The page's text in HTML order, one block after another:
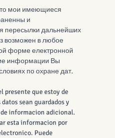
мои имеющиеся
и
пересылки дальнейших
возможен в любое
форме електронной
информации Вы
по охране дат.
presente que estoy de
sean guardados y
de informacion adicional.
esta informacion por
Puede